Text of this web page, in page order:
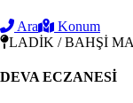
Ara
Konum
LADİK / BAHŞİ
DEVA ECZANESİ